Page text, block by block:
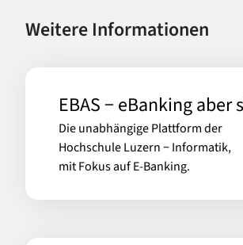
Weitere Informationen
EBAS − eBanking aber
Die unabhängige Plattform der
Hochschule Luzern − Informatik,
mit Fokus auf E-Banking.